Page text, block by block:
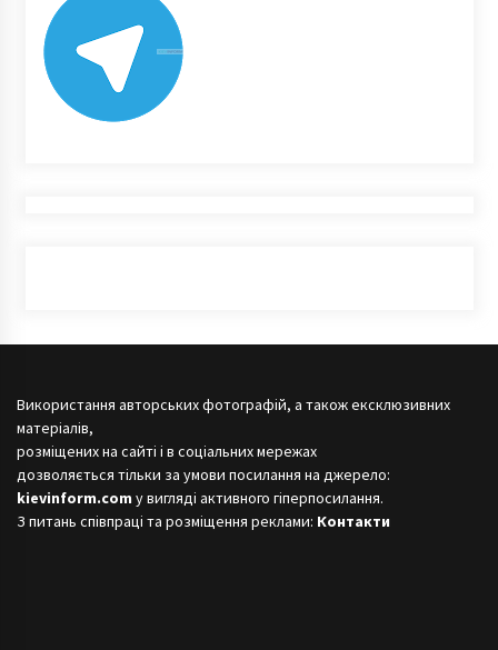
Використання авторських фотографій, а також ексклюзивних
матеріалів,
розміщених на сайті і в соціальних мережах
дозволяється тільки за умови посилання на джерело:
kievinform.com у вигляді активного гіперпосилання.
З питань співпраці та розміщення реклами: Контакти